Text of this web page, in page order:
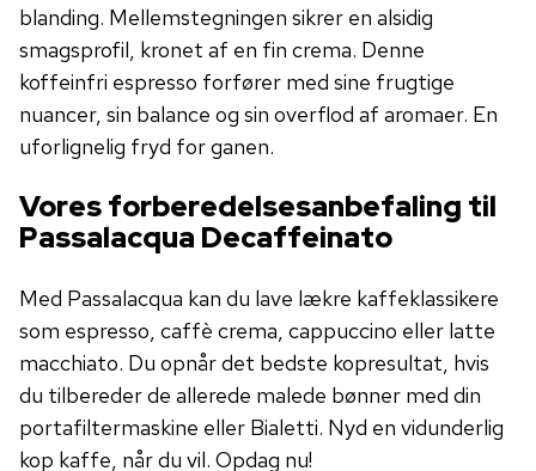
blanding. Mellemstegningen sikrer en alsidig
smagsprofil, kronet af en fin crema. Denne
koffeinfri espresso forfører med sine frugtige
nuancer, sin balance og sin overflod af aromaer. En
uforlignelig fryd for ganen.
Vores forberedelsesanbefaling til
Passalacqua Decaffeinato
Med Passalacqua kan du lave lækre kaffeklassikere
som espresso, caffè crema, cappuccino eller latte
macchiato. Du opnår det bedste kopresultat, hvis
du tilbereder de allerede malede bønner med din
portafiltermaskine eller Bialetti. Nyd en vidunderlig
kop kaffe, når du vil. Opdag nu!